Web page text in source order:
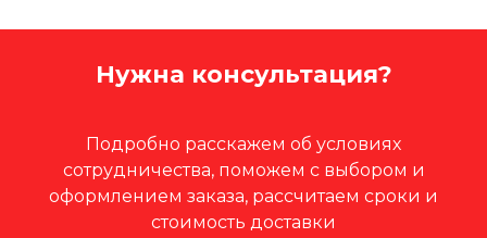
Нужна консультация?
Подробно расскажем об условиях
сотрудничества, поможем с выбором и
оформлением заказа, рассчитаем сроки и
стоимость доставки